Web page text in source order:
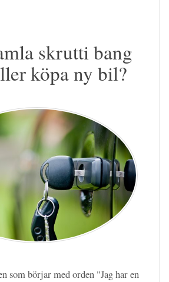
skrutti bang
köpa ny bil?
som börjar med orden "Jag har en